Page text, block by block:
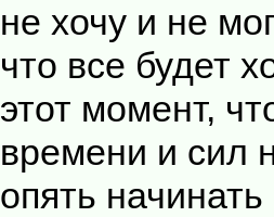
не хочу и не
что все будет
этот момент,
времени и сил
опять